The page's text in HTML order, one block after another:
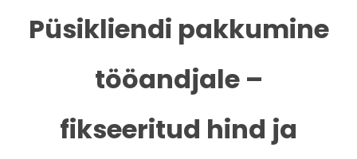
Püsikliendi pakkumine
tööandjale –
fikseeritud hind ja